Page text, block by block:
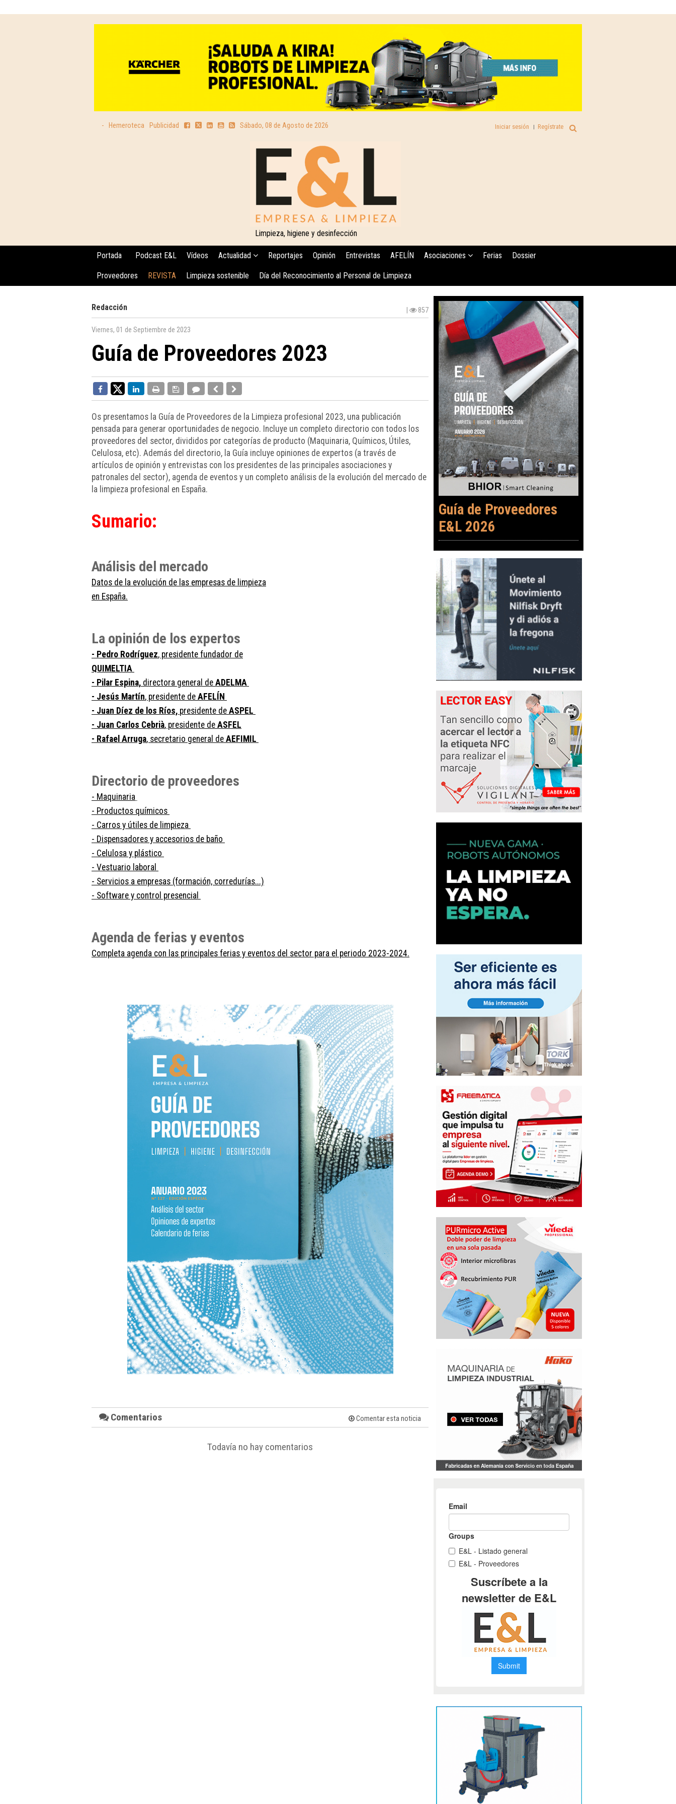
- Hemeroteca Publicidad Sábado, 08 de Agosto de 2026 Iniciar sesión Regístrate
Limpieza, higiene y desinfección
Portada Podcast E&L Vídeos Actualidad Reportajes Opinión Entrevistas AFELÍN Asociaciones Ferias Dossier
Proveedores REVISTA Limpieza sostenible Día del Reconocimiento al Personal de Limpieza
Redacción 857
Viernes, 01 de Septiembre de 2023
Guía de Proveedores 2023
Os presentamos la Guía de Proveedores de la Limpieza profesional 2023, una publicación
pensada para generar oportunidades de negocio. Incluye un completo directorio con todos los
proveedores del sector, divididos por categorías de producto (Maquinaria, Químicos, Útiles,
Celulosa, etc). Además del directorio, la Guía incluye opiniones de expertos (a través de
artículos de opinión y entrevistas con los presidentes de las principales asociaciones y
patronales del sector), agenda de eventos y un completo análisis de la evolución del mercado de
la limpieza profesional en España.
Sumario:
Análisis del mercado
Datos de la evolución de las empresas de limpieza
en España.
La opinión de los expertos
- Pedro Rodríguez, presidente fundador de
QUIMELTIA
- Pilar Espina, directora general de ADELMA
- Jesús Martín, presidente de AFELÍN
- Juan Díez de los Ríos, presidente de ASPEL
- Juan Carlos Cebrià, presidente de ASFEL
- Rafael Arruga, secretario general de AEFIMIL
Directorio de proveedores
- Maquinaria
- Productos químicos
- Carros y útiles de limpieza
- Dispensadores y accesorios de baño
- Celulosa y plástico
- Vestuario laboral
- Servicios a empresas (formación, corredurías...)
- Software y control presencial
Agenda de ferias y eventos
Completa agenda con las principales ferias y eventos del sector para el periodo 2023-2024.
Comentarios Comentar esta noticia
Todavía no hay comentarios
Guía de Proveedores
E&L 2026